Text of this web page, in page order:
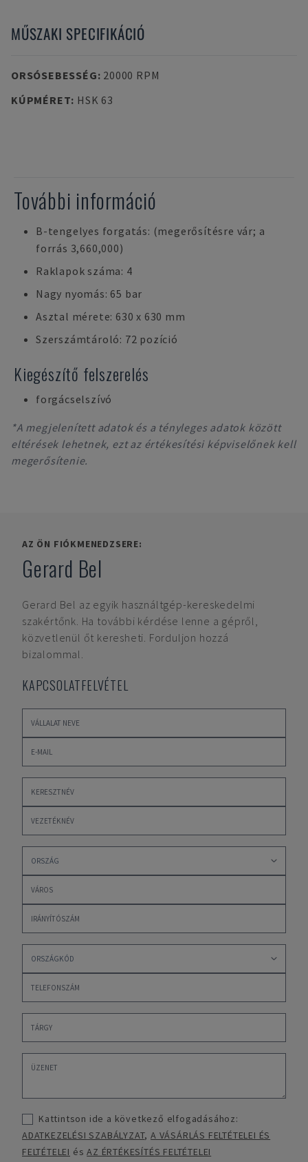
MŰSZAKI SPECIFIKÁCIÓ
ORSÓSEBESSÉG: 20000 RPM
KÚPMÉRET: HSK 63
További információ
B-tengelyes forgatás: (megerősítésre vár; a
forrás 3,660,000)
Raklapok száma: 4
Nagy nyomás: 65 bar
Asztal mérete: 630 x 630 mm
Szerszámtároló: 72 pozíció
Kiegészítő felszerelés
forgácselszívó
*A megjelenített adatok és a tényleges adatok között
eltérések lehetnek, ezt az értékesítési képviselőnek kell
megerősítenie.
AZ ÖN FIÓKMENEDZSERE:
Gerard Bel
Gerard Bel az egyik használtgép-kereskedelmi
szakértőnk. Ha további kérdése lenne a gépről,
közvetlenül őt keresheti. Forduljon hozzá
bizalommal.
KAPCSOLATFELVÉTEL
Kattintson ide a következő elfogadásához:
ADATKEZELÉSI SZABÁLYZAT,A VÁSÁRLÁS FELTÉTELEI ÉS
FELTÉTELEI ésAZ ÉRTÉKESÍTÉS FELTÉTELEI